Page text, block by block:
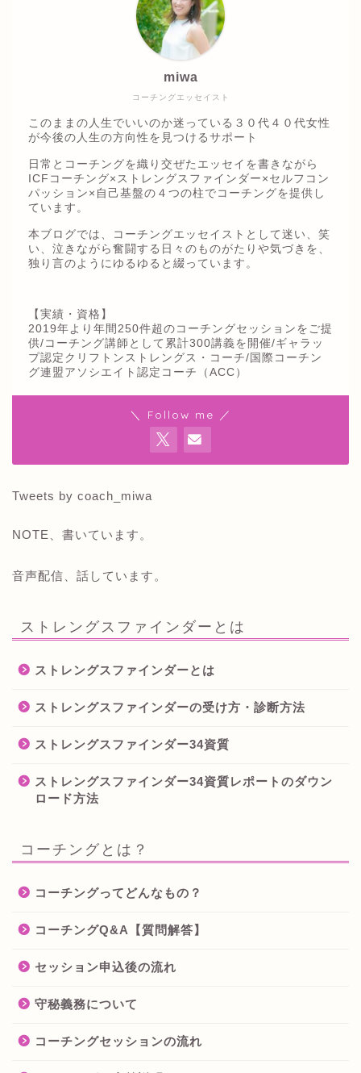
コーチングエッセイスト
miwa
このままの人生でいいのか迷っている３０代４０代女性
が今後の人生の方向性を見つけるサポート
日常とコーチングを織り交ぜたエッセイを書きながら
ICFコーチング×ストレングスファインダー×セルフコン
パッション×自己基盤の４つの柱でコーチングを提供し
ています。
本ブログでは、コーチングエッセイストとして迷い、笑
い、泣きながら奮闘する日々のものがたりや気づきを、
独り言のようにゆるゆると綴っています。
【実績・資格】
2019年より年間250件超のコーチングセッションをご提
供/コーチング講師として累計300講義を開催/ギャラッ
プ認定クリフトンストレングス・コーチ/国際コーチン
グ連盟アソシエイト認定コーチ（ACC）
＼ Follow me ／
Tweets by coach_miwa
NOTE、書いています。
音声配信、話しています。
ストレングスファインダーとは
ストレングスファインダーとは
ストレングスファインダーの受け方・診断方法
ストレングスファインダー34資質
ストレングスファインダー34資質レポートのダウン
ロード方法
コーチングとは？
コーチングってどんなもの？
コーチングQ&A【質問解答】
セッション申込後の流れ
守秘義務について
コーチングセッションの流れ